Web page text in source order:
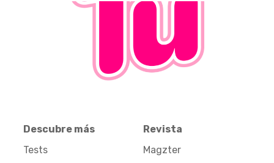
Descubre más
Tests
Revista
Magzter